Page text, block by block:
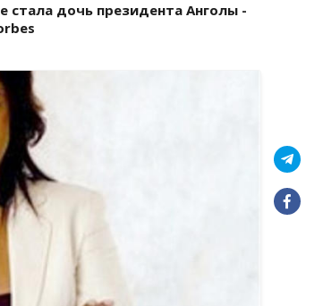
дочь президента Анголы -